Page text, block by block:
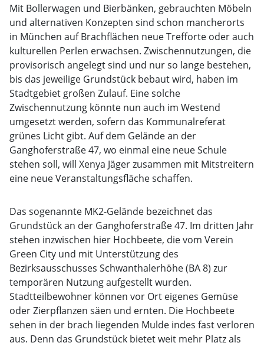
Mit Bollerwagen und Bierbänken, gebrauchten Möbeln
und alternativen Konzepten sind schon mancherorts
in München auf Brachflächen neue Trefforte oder auch
kulturellen Perlen erwachsen. Zwischennutzungen, die
provisorisch angelegt sind und nur so lange bestehen,
bis das jeweilige Grundstück bebaut wird, haben im
Stadtgebiet großen Zulauf. Eine solche
Zwischennutzung könnte nun auch im Westend
umgesetzt werden, sofern das Kommunalreferat
grünes Licht gibt. Auf dem Gelände an der
Ganghoferstraße 47, wo einmal eine neue Schule
stehen soll, will Xenya Jäger zusammen mit Mitstreitern
eine neue Veranstaltungsfläche schaffen.
Das sogenannte MK2-Gelände bezeichnet das
Grundstück an der Ganghoferstraße 47. Im dritten Jahr
stehen inzwischen hier Hochbeete, die vom Verein
Green City und mit Unterstützung des
Bezirksausschusses Schwanthalerhöhe (BA 8) zur
temporären Nutzung aufgestellt wurden.
Stadtteilbewohner können vor Ort eigenes Gemüse
oder Zierpflanzen säen und ernten. Die Hochbeete
sehen in der brach liegenden Mulde indes fast verloren
aus. Denn das Grundstück bietet weit mehr Platz als